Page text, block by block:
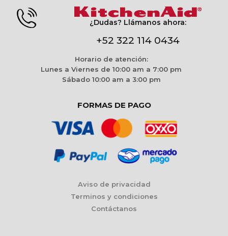
¿Dudas? Llámanos ahora:
+52 322 114 0434
Horario de atención:
Lunes a Viernes de 10:00 am a 7:00 pm
Sábado 10:00 am a 3:00 pm
FORMAS DE PAGO
Aviso de privacidad
Terminos y condiciones
Contáctanos